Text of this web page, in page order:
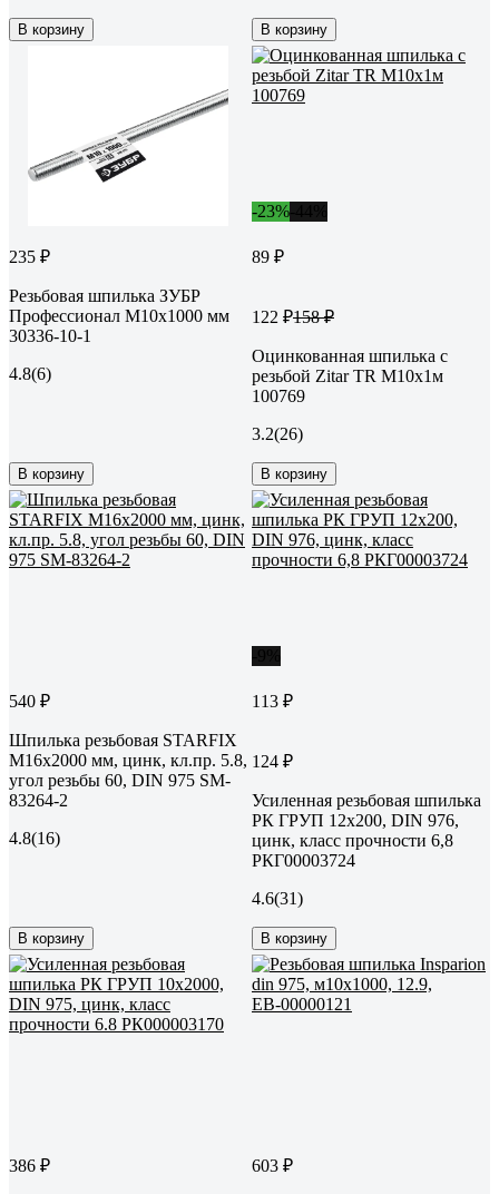
В корзину В корзину
235 ₽
Резьбовая шпилька ЗУБР
Профессионал М10x1000 мм
30336-10-1
4.8(6)
В корзину
-23%
89 ₽
122 ₽158 ₽
Оцинкованная шпилька с
резьбой Zitar TR М10х1м
100769
3.2(26)
В корзину
540 ₽
Шпилька резьбовая STARFIX
М16x2000 мм, цинк, кл.пр. 5.8,
угол резьбы 60, DIN 975 SM-
83264-2
4.8(16)
В корзину
113 ₽
124 ₽
Усиленная резьбовая шпилька
РК ГРУП 12x200, DIN 976,
цинк, класс прочности 6,8
РКГ00003724
4.6(31)
В корзину
386 ₽ 603 ₽